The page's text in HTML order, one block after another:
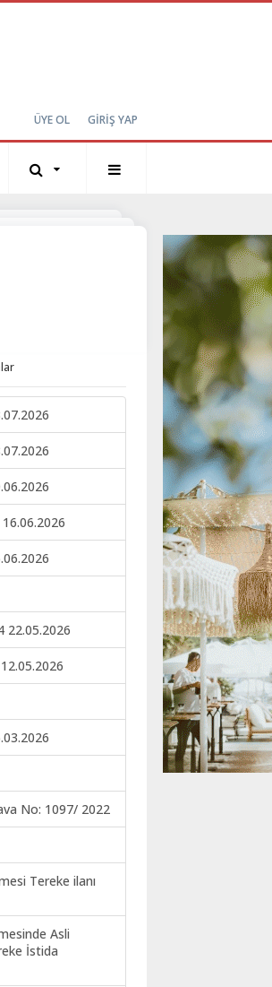
ÜYE OL GİRİŞ YAP
22.05.2026
No: 1097/ 2022
Tereke ilanı
Asli
İstida